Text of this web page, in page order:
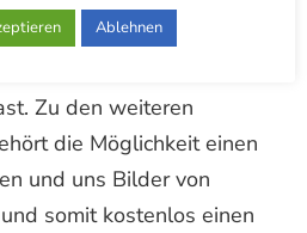
Willkommensgeschenk
Zu den weiteren
die Möglichkeit einen
und uns Bilder von
somit kostenlos einen
Ablehnen